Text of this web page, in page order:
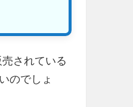
されている
のでしょ